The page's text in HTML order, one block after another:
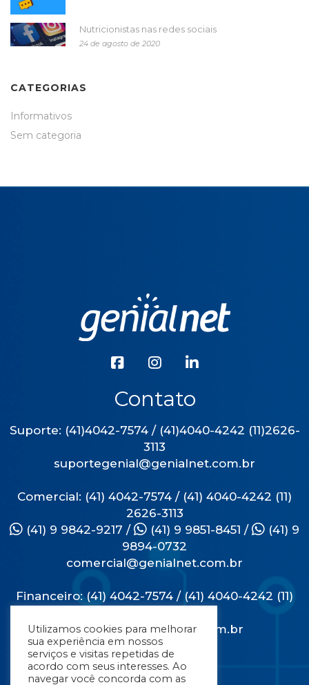
Nutricionistas nas redes sociais
24 de agosto de 2020
CATEGORIAS
Informativos
Sem categoria
Contato
Suporte: (41)4042-7574 / (41)4040-4242 (11)2626-
3113
suportegenial@genialnet.com.br
Comercial: (41) 4042-7574 / (41) 4040-4242 (11)
2626-3113
(41) 9 9842-9217 / (41) 9 9851-8451 /
(41) 9
9894-0732
comercial@genialnet.com.br
Financeiro: (41) 4042-7574 / (41) 4040-4242 (11)
financeiro@genialnet.com.br
Endereço
Utilizamos cookies para melhorar
sua experiência em nossos
serviços e visitas repetidas de
acordo com seus interesses. Ao
navegar você concorda com as